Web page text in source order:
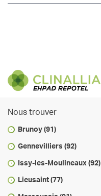
Nous trouver
Brunoy (91)
Gennevilliers (92)
Issy-les-Moulineaux (92)
Lieusaint (77)